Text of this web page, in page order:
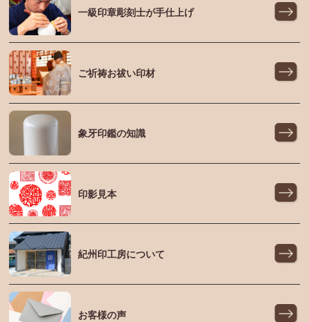
一級印章彫刻士が手仕上げ
ご祈祷お祓い印材
象牙印鑑の知識
印影見本
紀州印工房について
お客様の声